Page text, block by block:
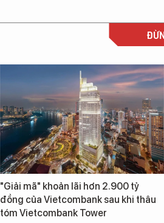
"Giải mã" khoản lãi hơn 2.900 tỷ
đồng của Vietcombank sau khi thâu
tóm Vietcombank Tower